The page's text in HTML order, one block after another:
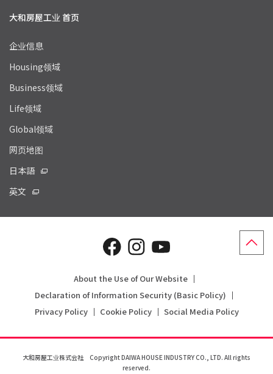
大和房屋工业 首页
企业信息
Housing领域
Business领域
Life领域
Global领域
网页地图
日本語
英文
About the Use of Our Website
Declaration of Information Security (Basic Policy)
Privacy Policy
Cookie Policy Social Media Policy
大和房屋工业株式会社 Copyright DAIWA HOUSE INDUSTRY CO., LTD. All rights
reserved.